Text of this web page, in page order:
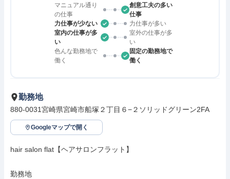
マニュアル通り
の仕事
創意工夫の多い
仕事
力仕事が少ない
力仕事が多い
室内の仕事が多
い
室外の仕事が多
い
色んな勤務地で
働く
固定の勤務地で
働く
勤務地
880-0031宮崎県宮崎市船塚２丁目６−２ソリッドグリーン2FA
Googleマップで開く
hair salon flat【ヘアサロンフラット】
勤務地